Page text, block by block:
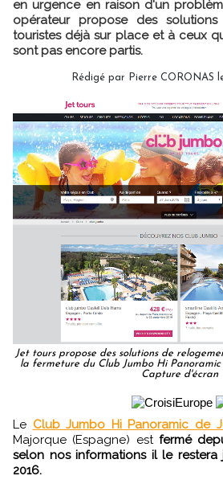
en urgence en raison d'un
opérateur propose des
touristes déjà sur place et à ceux
sont pas encore partis.
Rédigé par Pierre CORONAS
Jet tours propose des solutions de
la fermeture du Club Jumbo Hi
Capture d'écran
Le Club Jumbo Hi Panoramic de
Majorque (Espagne) est fermé
selon nos informations il le
2016.